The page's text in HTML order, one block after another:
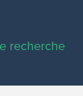
recherche